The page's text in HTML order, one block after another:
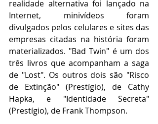
realidade alternativa foi lançado na
Internet, minivídeos foram
divulgados pelos celulares e sites das
empresas citadas na história foram
materializados. "Bad Twin" é um dos
três livros que acompanham a saga
de "Lost". Os outros dois são "Risco
de Extinção" (Prestígio), de Cathy
Hapka, e "Identidade Secreta"
(Prestígio), de Frank Thompson.